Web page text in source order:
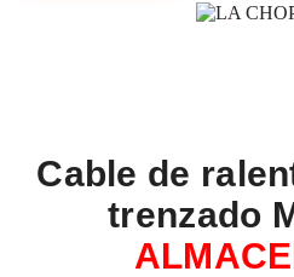
Cable de
trenzado